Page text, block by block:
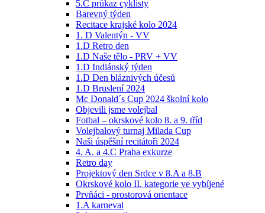
5.C průkaz cyklisty
Barevný týden
Recitace krajské kolo 2024
1. D Valentýn - VV
1.D Retro den
1.D Naše tělo - PRV + VV
1.D Indiánský týden
1.D Den bláznivých účesů
1.D Bruslení 2024
Mc Donald´s Cup 2024 školní kolo
Objevili jsme volejbal
Fotbal – okrskové kolo 8. a 9. tříd
Volejbalový turnaj Milada Cup
Naši úspěšní recitátoři 2024
4. A. a 4.C Praha exkurze
Retro day
Projektový den Srdce v 8.A a 8.B
Okrskové kolo II. kategorie ve vybíjené
Prvňáci - prostorová orientace
1.A karneval